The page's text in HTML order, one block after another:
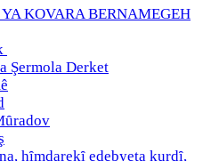
KOVARA BERNAMEGEH
Şermola Derket
hȋmdarekȋ edebyeta kurdȋ,